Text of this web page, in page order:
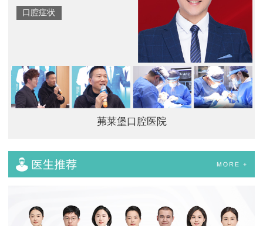
口腔症状
茀莱堡口腔医院